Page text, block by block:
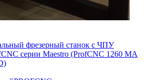
фрезерный станок с ЧПУ
серии Maestro (ProfCNC 1260 MA